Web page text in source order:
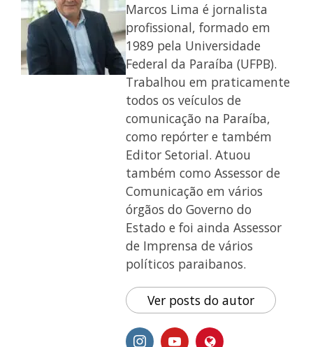
Marcos Lima é jornalista
profissional, formado em
1989 pela Universidade
Federal da Paraíba (UFPB).
Trabalhou em praticamente
todos os veículos de
comunicação na Paraíba,
como repórter e também
Editor Setorial. Atuou
também como Assessor de
Comunicação em vários
órgãos do Governo do
Estado e foi ainda Assessor
de Imprensa de vários
políticos paraibanos.
Ver posts do autor